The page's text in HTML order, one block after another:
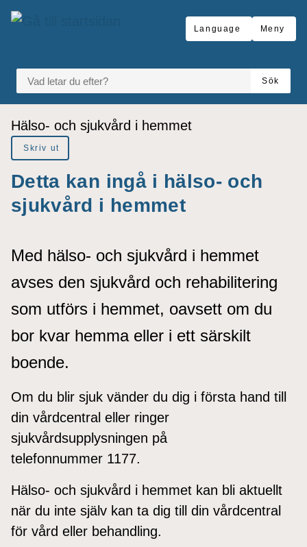
Gå till innehåll
till sidomeny
Language Meny
VAD LETAR DU EFTER?
Sök
Du är här:
Hälso- och sjukvård i hemmet
Skriv ut
Detta kan ingå i hälso- och
sjukvård i hemmet
Med hälso- och sjukvård i hemmet
avses den sjukvård och rehabilitering
som utförs i hemmet, oavsett om du
bor kvar hemma eller i ett särskilt
boende.
Om du blir sjuk vänder du dig i första hand till
din vårdcentral eller ringer
sjukvårdsupplysningen på
telefonnummer 1177.
Hälso- och sjukvård i hemmet kan bli aktuellt
när du inte själv kan ta dig till din vårdcentral
för vård eller behandling.